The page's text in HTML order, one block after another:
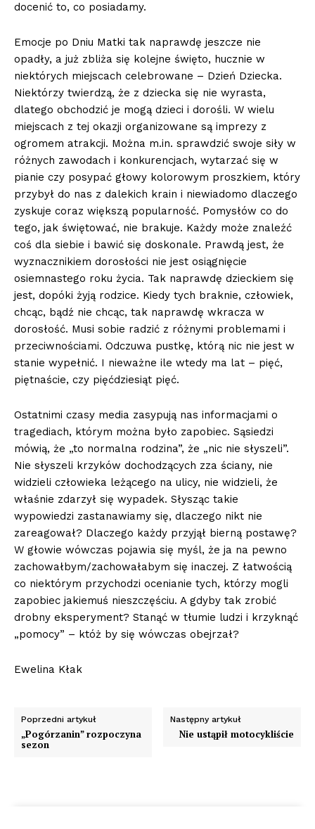
docenić to, co posiadamy.
Emocje po Dniu Matki tak naprawdę jeszcze nie
opadły, a już zbliża się kolejne święto, hucznie w
niektórych miejscach celebrowane – Dzień Dziecka.
Niektórzy twierdzą, że z dziecka się nie wyrasta,
dlatego obchodzić je mogą dzieci i dorośli. W wielu
miejscach z tej okazji organizowane są imprezy z
ogromem atrakcji. Można m.in. sprawdzić swoje siły w
różnych zawodach i konkurencjach, wytarzać się w
pianie czy posypać głowy kolorowym proszkiem, który
przybył do nas z dalekich krain i niewiadomo dlaczego
zyskuje coraz większą popularność. Pomysłów co do
tego, jak świętować, nie brakuje. Każdy może znaleźć
coś dla siebie i bawić się doskonale. Prawdą jest, że
wyznacznikiem dorosłości nie jest osiągnięcie
osiemnastego roku życia. Tak naprawdę dzieckiem się
jest, dopóki żyją rodzice. Kiedy tych braknie, człowiek,
chcąc, bądź nie chcąc, tak naprawdę wkracza w
dorosłość. Musi sobie radzić z różnymi problemami i
przeciwnościami. Odczuwa pustkę, którą nic nie jest w
stanie wypełnić. I nieważne ile wtedy ma lat – pięć,
piętnaście, czy pięćdziesiąt pięć.
Ostatnimi czasy media zasypują nas informacjami o
tragediach, którym można było zapobiec. Sąsiedzi
mówią, że „to normalna rodzina”, że „nic nie słyszeli”.
Nie słyszeli krzyków dochodzących zza ściany, nie
widzieli człowieka leżącego na ulicy, nie widzieli, że
właśnie zdarzył się wypadek. Słysząc takie
wypowiedzi zastanawiamy się, dlaczego nikt nie
zareagował? Dlaczego każdy przyjął bierną postawę?
W głowie wówczas pojawia się myśl, że ja na pewno
zachowałbym/zachowałabym się inaczej. Z łatwością
co niektórym przychodzi ocenianie tych, którzy mogli
zapobiec jakiemuś nieszczęściu. A gdyby tak zrobić
drobny eksperyment? Stanąć w tłumie ludzi i krzyknąć
„pomocy” – któż by się wówczas obejrzał?
Ewelina Kłak
Poprzedni artykuł
„Pogórzanin” rozpoczyna
sezon
Następny artykuł
Nie ustąpił motocykliście